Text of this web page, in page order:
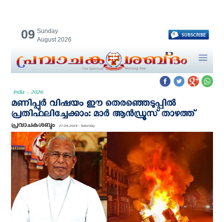
09 Sunday
August 2026
India - 2026
മണിപ്പുർ വിഷയം ഈ തെരഞ്ഞെടുപ്പിൽ
പ്രതിഫലിച്ചേക്കാം: മാർ ആൻഡ്രൂസ് താഴത്ത്
പ്രവാചകശബ്ദം 27-04-2024 - Saturday